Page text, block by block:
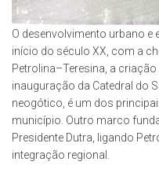
O desenvolvimento urbano
início do século XX, com a
Petrolina–Teresina, a criação
inauguração da Catedral do
neogótico, é um dos
município. Outro marco
Presidente Dutra, ligando
integração regional.